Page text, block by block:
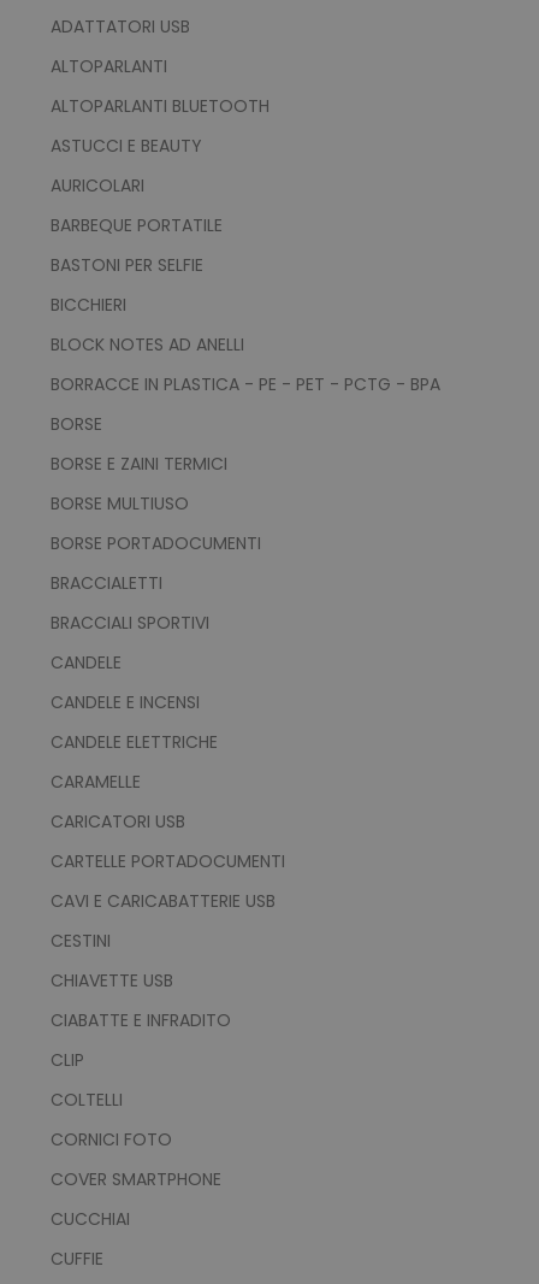
ADATTATORI USB
ALTOPARLANTI
ALTOPARLANTI BLUETOOTH
ASTUCCI E BEAUTY
AURICOLARI
BARBEQUE PORTATILE
BASTONI PER SELFIE
BICCHIERI
BLOCK NOTES AD ANELLI
BORRACCE IN PLASTICA - PE - PET - PCTG - BPA
BORSE
BORSE E ZAINI TERMICI
BORSE MULTIUSO
BORSE PORTADOCUMENTI
BRACCIALETTI
BRACCIALI SPORTIVI
CANDELE
CANDELE E INCENSI
CANDELE ELETTRICHE
CARAMELLE
CARICATORI USB
CARTELLE PORTADOCUMENTI
CAVI E CARICABATTERIE USB
CESTINI
CHIAVETTE USB
CIABATTE E INFRADITO
CLIP
COLTELLI
CORNICI FOTO
COVER SMARTPHONE
CUCCHIAI
CUFFIE